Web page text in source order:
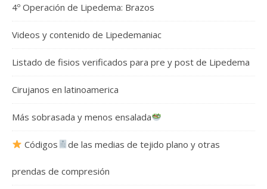
4º Operación de Lipedema: Brazos
Videos y contenido de Lipedemaniac
Listado de fisios verificados para pre y post de Lipedema
Cirujanos en latinoamerica
Más sobrasada y menos ensalada
Códigos de las medias de tejido plano y otras
prendas de compresión